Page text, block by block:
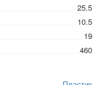
25.5
10.5
19
460